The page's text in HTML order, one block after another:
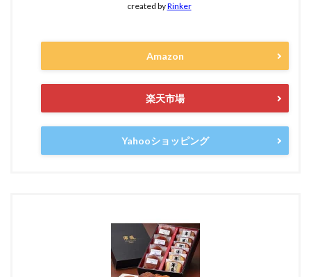
created byRinker
Amazon
楽天市場
Yahooショッピング